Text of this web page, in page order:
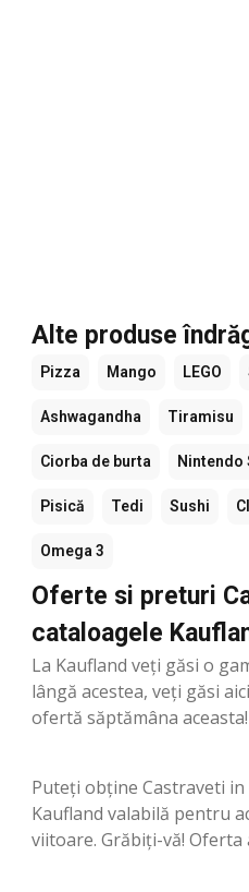
Alte produse
Pizza Mango LEGO
Ashwagandha Tiramisu
Ciorba de burta Nintendo
Pisică Tedi Sushi
Omega 3
Oferte si preturi
cataloagele
La Kaufland veți găsi o
lângă acestea, veți găsi
ofertă săptămâna aceasta!
Puteți obține Castraveti
Kaufland valabilă pentru
viitoare. Grăbiți-vă!